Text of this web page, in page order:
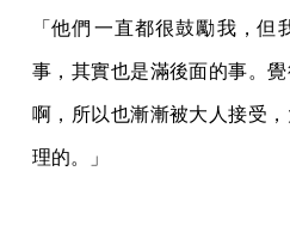
「他們一直都很鼓勵我，
事，其實也是滿後面的事。
啊，所以也漸漸被大人接受
理的。」